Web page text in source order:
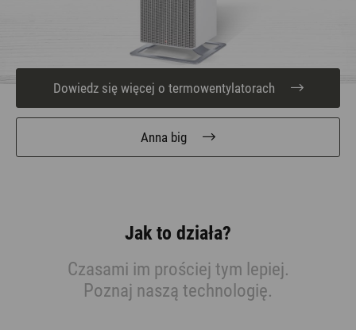
Dowiedz się więcej o termowentylatorach
Anna big
Jak to działa?
Czasami im prościej tym lepiej.
Poznaj naszą technologię.